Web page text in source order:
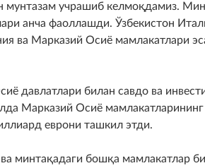
мунтазам учрашиб келмоқдамиз.
анча фаоллашди. Ўзбекистон
ва Марказий Осиё мамлакатлари
давлатлари билан савдо ва
Марказий Осиё
еврони ташкил этди.
минтақадаги бошқа мамлакатлар